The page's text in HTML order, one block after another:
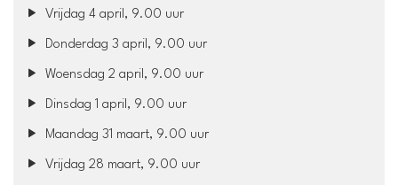
Vrijdag 4 april, 9.00 uur
Donderdag 3 april, 9.00 uur
Woensdag 2 april, 9.00 uur
Dinsdag 1 april, 9.00 uur
Maandag 31 maart, 9.00 uur
Vrijdag 28 maart, 9.00 uur